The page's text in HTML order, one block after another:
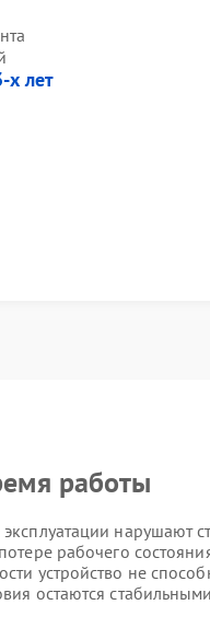
х лет
работы
нарушают
рабочего
устройство не
остаются